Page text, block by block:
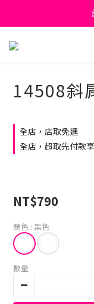
14508斜
全店，店取免運
全店，超取先付款
NT$790
顏色 : 黑色
數量